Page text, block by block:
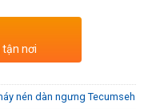
tận nơi
nén dàn ngưng Tecumseh